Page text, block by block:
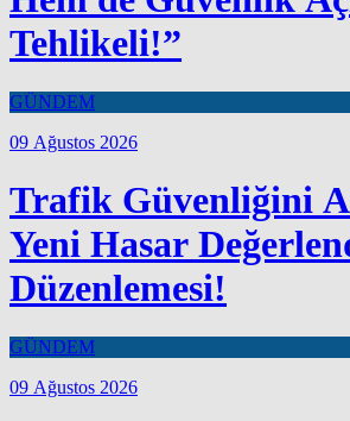
Tehlikeli!”
GÜNDEM
09 Ağustos 2026
Trafik Güvenliğini
Yeni Hasar
Düzenlemesi!
GÜNDEM
09 Ağustos 2026